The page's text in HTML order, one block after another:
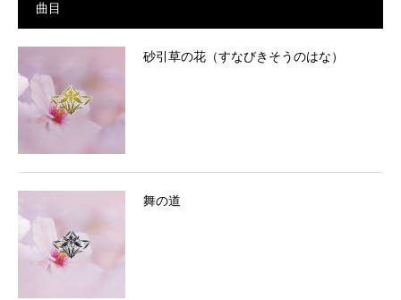
曲目
砂引草の花（すなびきそうのはな）
舞の道